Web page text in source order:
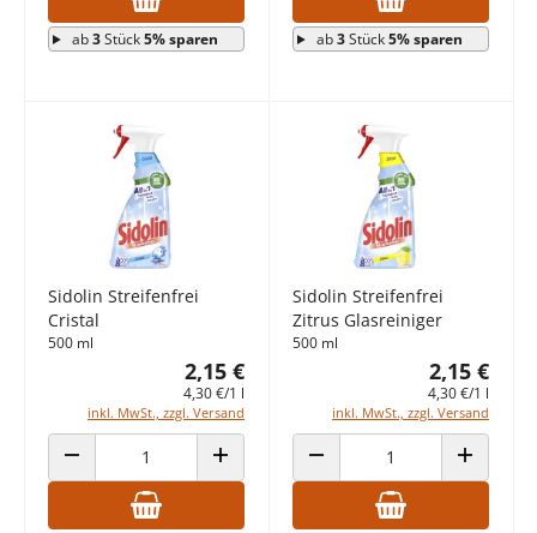
ab3Stück5% sparen ab3Stück5% sparen
Sidolin Streifenfrei
Cristal
500 ml
2,15 €
4,30 €/1 l
inkl. MwSt., zzgl. Versand
ANZAHL VERRINGERN ANZAHL ERHÖHEN
Sidolin Streifenfrei
Zitrus Glasreiniger
500 ml
2,15 €
4,30 €/1 l
inkl. MwSt., zzgl. Versand
ANZAHL VERRINGERN ANZAHL